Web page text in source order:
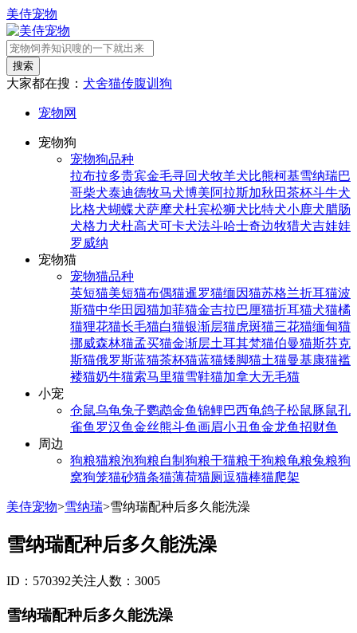
美侍宠物
搜索
大家都在搜： 犬舍猫传腹训狗
宠物网
宠物狗
宠物狗品种
拉布拉多贵宾金毛寻回犬牧羊犬比熊柯基雪纳瑞巴
哥柴犬泰迪德牧马犬博美阿拉斯加秋田茶杯斗牛犬
比格犬蝴蝶犬萨摩犬杜宾松狮犬比特犬小鹿犬腊肠
犬格力犬杜高犬可卡犬法斗哈士奇边牧猎犬吉娃娃
罗威纳
宠物猫
宠物猫品种
英短猫美短猫布偶猫暹罗猫缅因猫苏格兰折耳猫波
斯猫中华田园猫加菲猫金吉拉巴厘猫折耳猫犬猫橘
猫狸花猫长毛猫白猫银渐层猫虎斑猫三花猫缅甸猫
挪威森林猫孟买猫金渐层土耳其梵猫伯曼猫斯芬克
斯猫俄罗斯蓝猫茶杯猫蓝猫矮脚猫土猫曼基康猫褴
褛猫奶牛猫索马里猫雪鞋猫加拿大无毛猫
小宠
仓鼠乌龟兔子鹦鹉金鱼锦鲤巴西龟鸽子松鼠豚鼠孔
雀鱼 罗汉鱼金丝熊斗鱼画眉小丑鱼金龙鱼招财鱼
周边
狗粮猫粮泡狗粮自制狗粮干猫粮干狗粮龟粮兔粮狗
窝狗笼猫砂猫条猫薄荷猫厕逗猫棒猫爬架
美侍宠物>雪纳瑞>雪纳瑞配种后多久能洗澡
雪纳瑞配种后多久能洗澡
ID：570392关注人数：3005
雪纳瑞配种后多久能洗澡